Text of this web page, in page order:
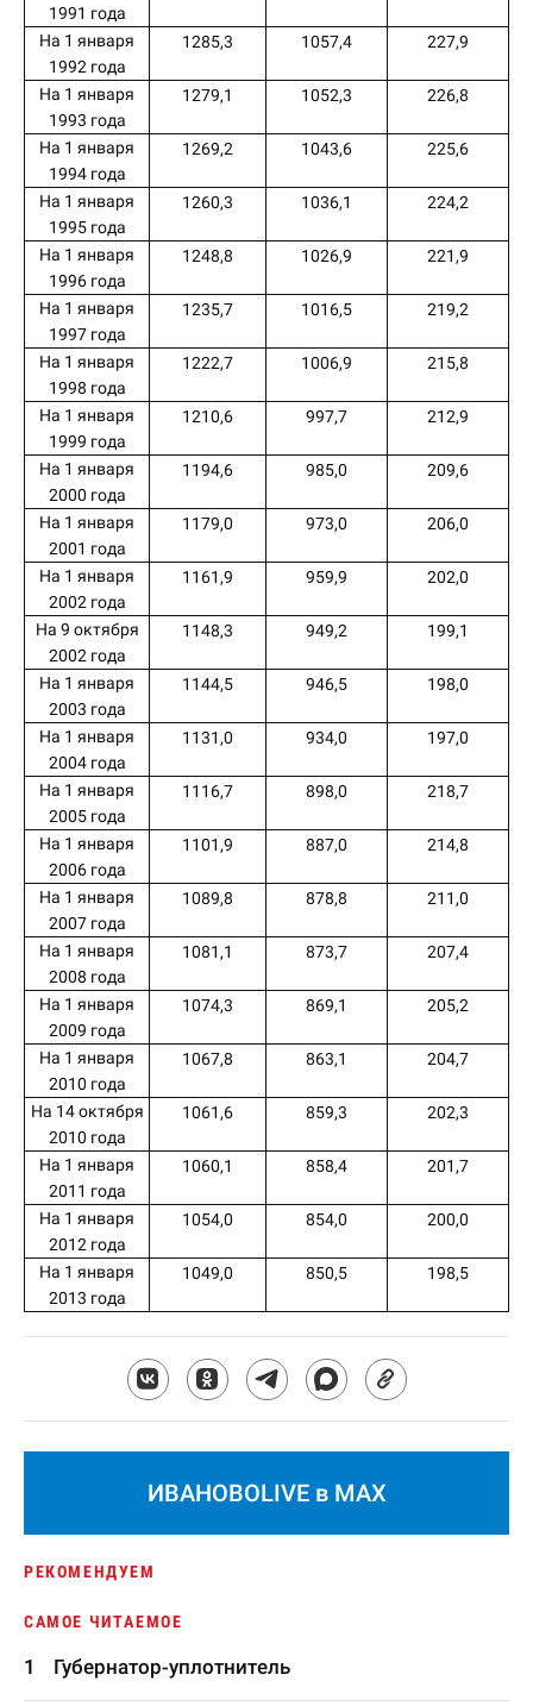
1991 года
На 1 января
1992 года
1285,3 1057,4 227,9
На 1 января
1993 года
1279,1 1052,3 226,8
На 1 января
1994 года
1269,2 1043,6 225,6
На 1 января
1995 года
1260,3 1036,1 224,2
На 1 января
1996 года
1248,8 1026,9 221,9
На 1 января
1997 года
1235,7 1016,5 219,2
На 1 января
1998 года
1222,7 1006,9 215,8
На 1 января
1999 года
1210,6 997,7 212,9
На 1 января
2000 года
1194,6 985,0 209,6
На 1 января
2001 года
1179,0 973,0 206,0
На 1 января
2002 года
1161,9 959,9 202,0
На 9 октября
2002 года
1148,3 949,2 199,1
На 1 января
2003 года
1144,5 946,5 198,0
На 1 января
2004 года
1131,0 934,0 197,0
На 1 января
2005 года
1116,7 898,0 218,7
На 1 января
2006 года
1101,9 887,0 214,8
На 1 января
2007 года
1089,8 878,8 211,0
На 1 января
2008 года
1081,1 873,7 207,4
На 1 января
2009 года
1074,3 869,1 205,2
На 1 января
2010 года
1067,8 863,1 204,7
На 14 октября
2010 года
1061,6 859,3 202,3
На 1 января
2011 года
1060,1 858,4 201,7
На 1 января
2012 года
1054,0 854,0 200,0
На 1 января
2013 года
1049,0 850,5 198,5
ИВАНОВОLIVE в MAX
РЕКОМЕНДУЕМ
САМОЕ ЧИТАЕМОЕ
Губернатор-уплотнитель